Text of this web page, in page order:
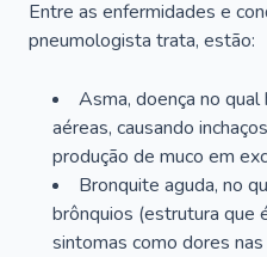
Entre as enfermidades e
pneumologista trata, estão:
Asma, doença no qual
aéreas, causando
produção de muco em
Bronquite aguda, no
brônquios (estrutura que
sintomas como dores